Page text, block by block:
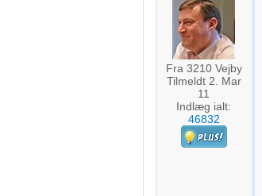
Fra 3210 Vejby
Tilmeldt 2. Mar
11
Indlæg ialt:
46832